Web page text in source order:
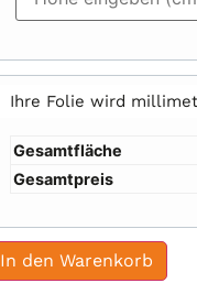
Ihre Folie wird
Gesamtfläche
Gesamtpreis
In den Warenkorb